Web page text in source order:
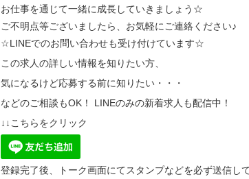
お仕事を通じて一緒に成長していきましょう☆
ご不明点等ございましたら、お気軽にご連絡ください♪
☆LINEでのお問い合わせも受け付けています☆
この求人の詳しい情報を知りたい方、
気になるけど応募する前に知りたい・・・
などのご相談もOK！ LINEのみの新着求人も配信中！
↓↓こちらをクリック
登録完了後、トーク画面にてスタンプなどを必ず送信し